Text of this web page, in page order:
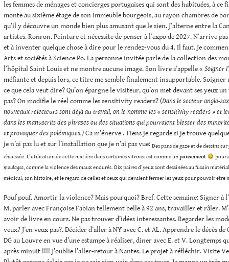
les femmes de ménages et concierges portugaises qui sont des habituées, à
monte au sixième étage de son immeuble bourgeois, au rayon chambres de
qu’il y découvre un monde bien plus amusant que le sien. J’alterne entre la
artistes. Ronron. Peinture et nécessite de penser à l’expo de 2027. N’arrive
et à inventer quelque chose à dire pour le rendez-vous du 4. Il faut. Je
Arts et sociétés à Science Po. La personne invitée parle de la collection des
l’hôpital Saint Louis et ne montre aucune image. Son livre s’appelle « Soigner
méfiante et depuis lors, ce titre me semble finalement insupportable. Soigner
ce que cela veut dire? Qu’on épargne le visiteur, qu’on met devant ses yeux
pas? On modifie le réel comme les sensitivity readers? (Dans le secteur anglo-
nouveaux relecteurs sont déjà au travail, on le nomme les « sensitivity readers » et
dans les manuscrits des phrases ou des situations qui pourraient blesser des
et provoquer des polémiques.)Ca m’énerve . Tiens je regarde si je trouve
je n’ai pas lu et sur l’installation que je n’ai pas vue: Des pans de gaze et de dessins
chaussée. L’utilisation de cette matière dans certaines vitrines est comme unpansement pour
moulages, comme la violence des maux endurés. Dix paires d’yeux sont dessinées au fusain
médical, son histoire, et le regard de celles et ceux qui devaient fermer les yeux pour pouvoir être
Pouf pouf. Amortir la violence? Mais pourquoi? Bref. Cette semaine: Signer à
M, parler avec Françoise Fabian tellement belle à 92 ans, travailler et râler.
avoir de livre en cours. Ne pas trouver d’idées interessantes. Regarder les
veux? J’en veux pas?. Décider d’aller à NY avec C. et AL. Apprendre le décès de
DG au Louvre en vue d’une estampe à réaliser, diner avec E. et V. Longtemps
après minuit !!!! J’oublie l’aller-retour à Nantes. Le projet à réfléchir. Visite